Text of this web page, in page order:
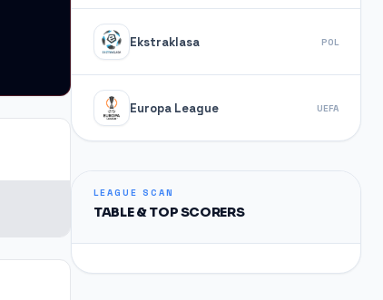
Ekstraklasa POL
Europa League UEFA
LEAGUE SCAN
TABLE & TOP SCORERS